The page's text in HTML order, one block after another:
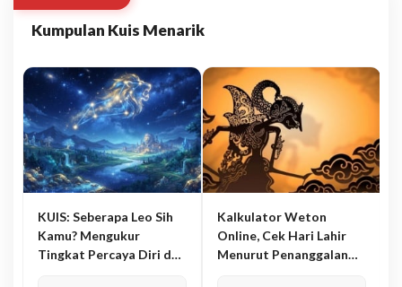
Kumpulan Kuis Menarik
KUIS: Seberapa Leo Sih
Kamu? Mengukur
Tingkat Percaya Diri dan
Kalkulator Weton
Online, Cek Hari Lahir
Menurut Penanggalan